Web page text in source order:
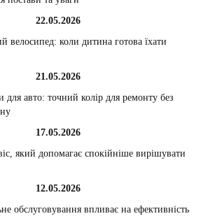
22.05.2026
велосипед: коли дитина готова їхати
21.05.2026
для авто: точний колір для ремонту без
17.05.2026
який допомагає спокійніше вирішувати
12.05.2026
обслуговування впливає на ефективність